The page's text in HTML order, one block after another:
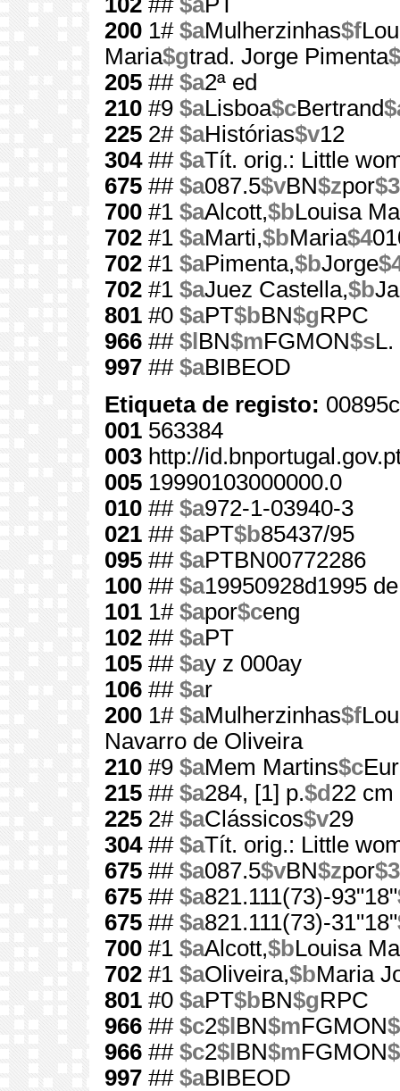
200 1# $aMulherzinhas$f
Maria$gtrad. Jorge Pimenta
205 ## $a2ª ed
210 #9 $aLisboa$cBertrand
225 2# $aHistórias$v12
304## $aTít. orig.: Little
675 ## $a087.5$vBN$zpor$3
700 #1 $aAlcott,$bLouisa
702 #1 $aMarti,$bMaria$4
702 #1 $aPimenta,$bJorge
702 #1 $aJuez Castella,$b
801 #0 $aPT$bBN$gRPC
966 ## $l BN$mFGMON$sL.
997 ## $aBIBEOD
Etiqueta de registo:
001 563384
003 http://
005 19990103000000.0
010 ## $a972-1-03940-3
021 ## $aPT$b85437/95
095 ## $aPTBN00772286
100 ## $a19950928d1995
101 1# $apor$ceng
102 ## $aPT
105 ## $ay z 000ay
106 ## $ar
200 1# $aMulherzinhas$f
Navarro de Oliveira
210 #9 $aMem Martins$c
215 ## $a284, [1] p.$d 22 cm
225 2# $aClássicos$v29
304## $aTít. orig.: Little
675 ## $a087.5$vBN$zpor$3
675 ## $a821.111(73)-93"18"
675 ## $a821.111(73)-31"18"
700 #1 $aAlcott,$bLouisa
702 #1 $aOliveira,$bMaria
801 #0 $aPT$bBN$gRPC
966 ## $c2$l BN$mFGMON
966 ## $c2$l BN$mFGMON
997 ## $aBIBEOD